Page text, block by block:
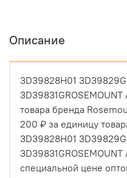
Описание
3D39828H01
3D39831GROSEMOUNT
товара бренда
200 ₽ за единицу
3D39828H01
3D39831GROSEMOUNT
специальной цене